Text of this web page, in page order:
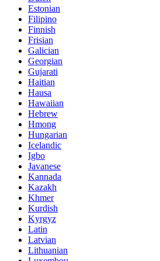
Estonian
Filipino
Finnish
Frisian
Galician
Georgian
Gujarati
Haitian
Hausa
Hawaiian
Hebrew
Hmong
Hungarian
Icelandic
Igbo
Javanese
Kannada
Kazakh
Khmer
Kurdish
Kyrgyz
Latin
Latvian
Lithuanian